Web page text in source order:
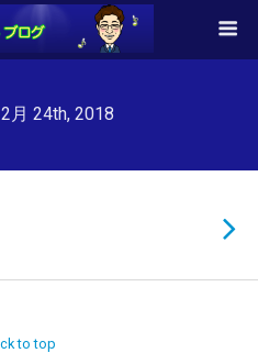
月 24th, 2018
to top